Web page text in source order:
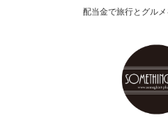
配当金で旅行とグル